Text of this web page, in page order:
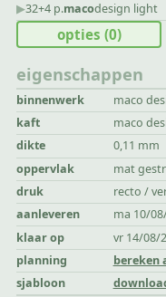
▶︎32+4 p.macodesign light
eigenschappen
binnenwerk maco
kaft
maco
dikte
0,11 mm
oppervlak
mat
druk
recto /
aanleveren
ma 10/
klaar op
vr 14/08/
planning
bereken
sjabloon
opties (0)